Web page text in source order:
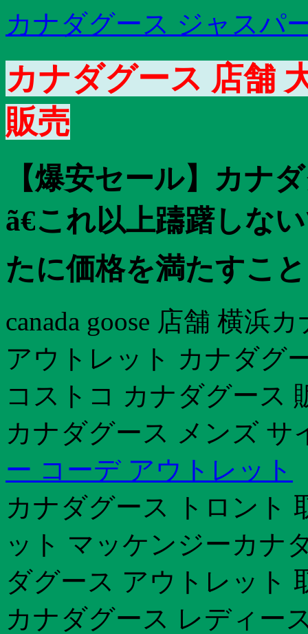
カナダグース ジャスパ
カナダグース 店舗
販売
【爆安セール】カナ
ã€これ以上躊躇しな
たに価格を満たすこ
canada goose 店舗 横浜
アウトレット カナダグ
コストコ カナダグース
カナダグース メンズ サ
ー コーデ アウトレット
カナダグース トロント
ット マッケンジーカナ
ダグース アウトレット
カナダグース レディー